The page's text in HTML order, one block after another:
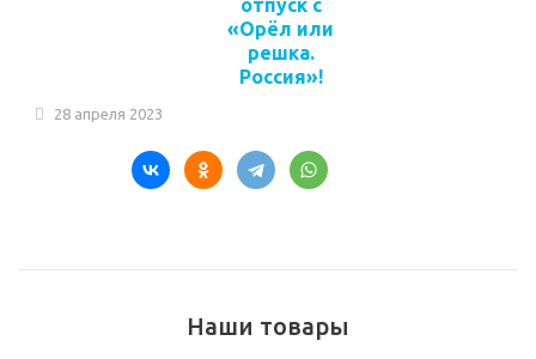
отпуск с
«Орёл или
решка.
Россия»!
28 апреля 2023
Наши товары